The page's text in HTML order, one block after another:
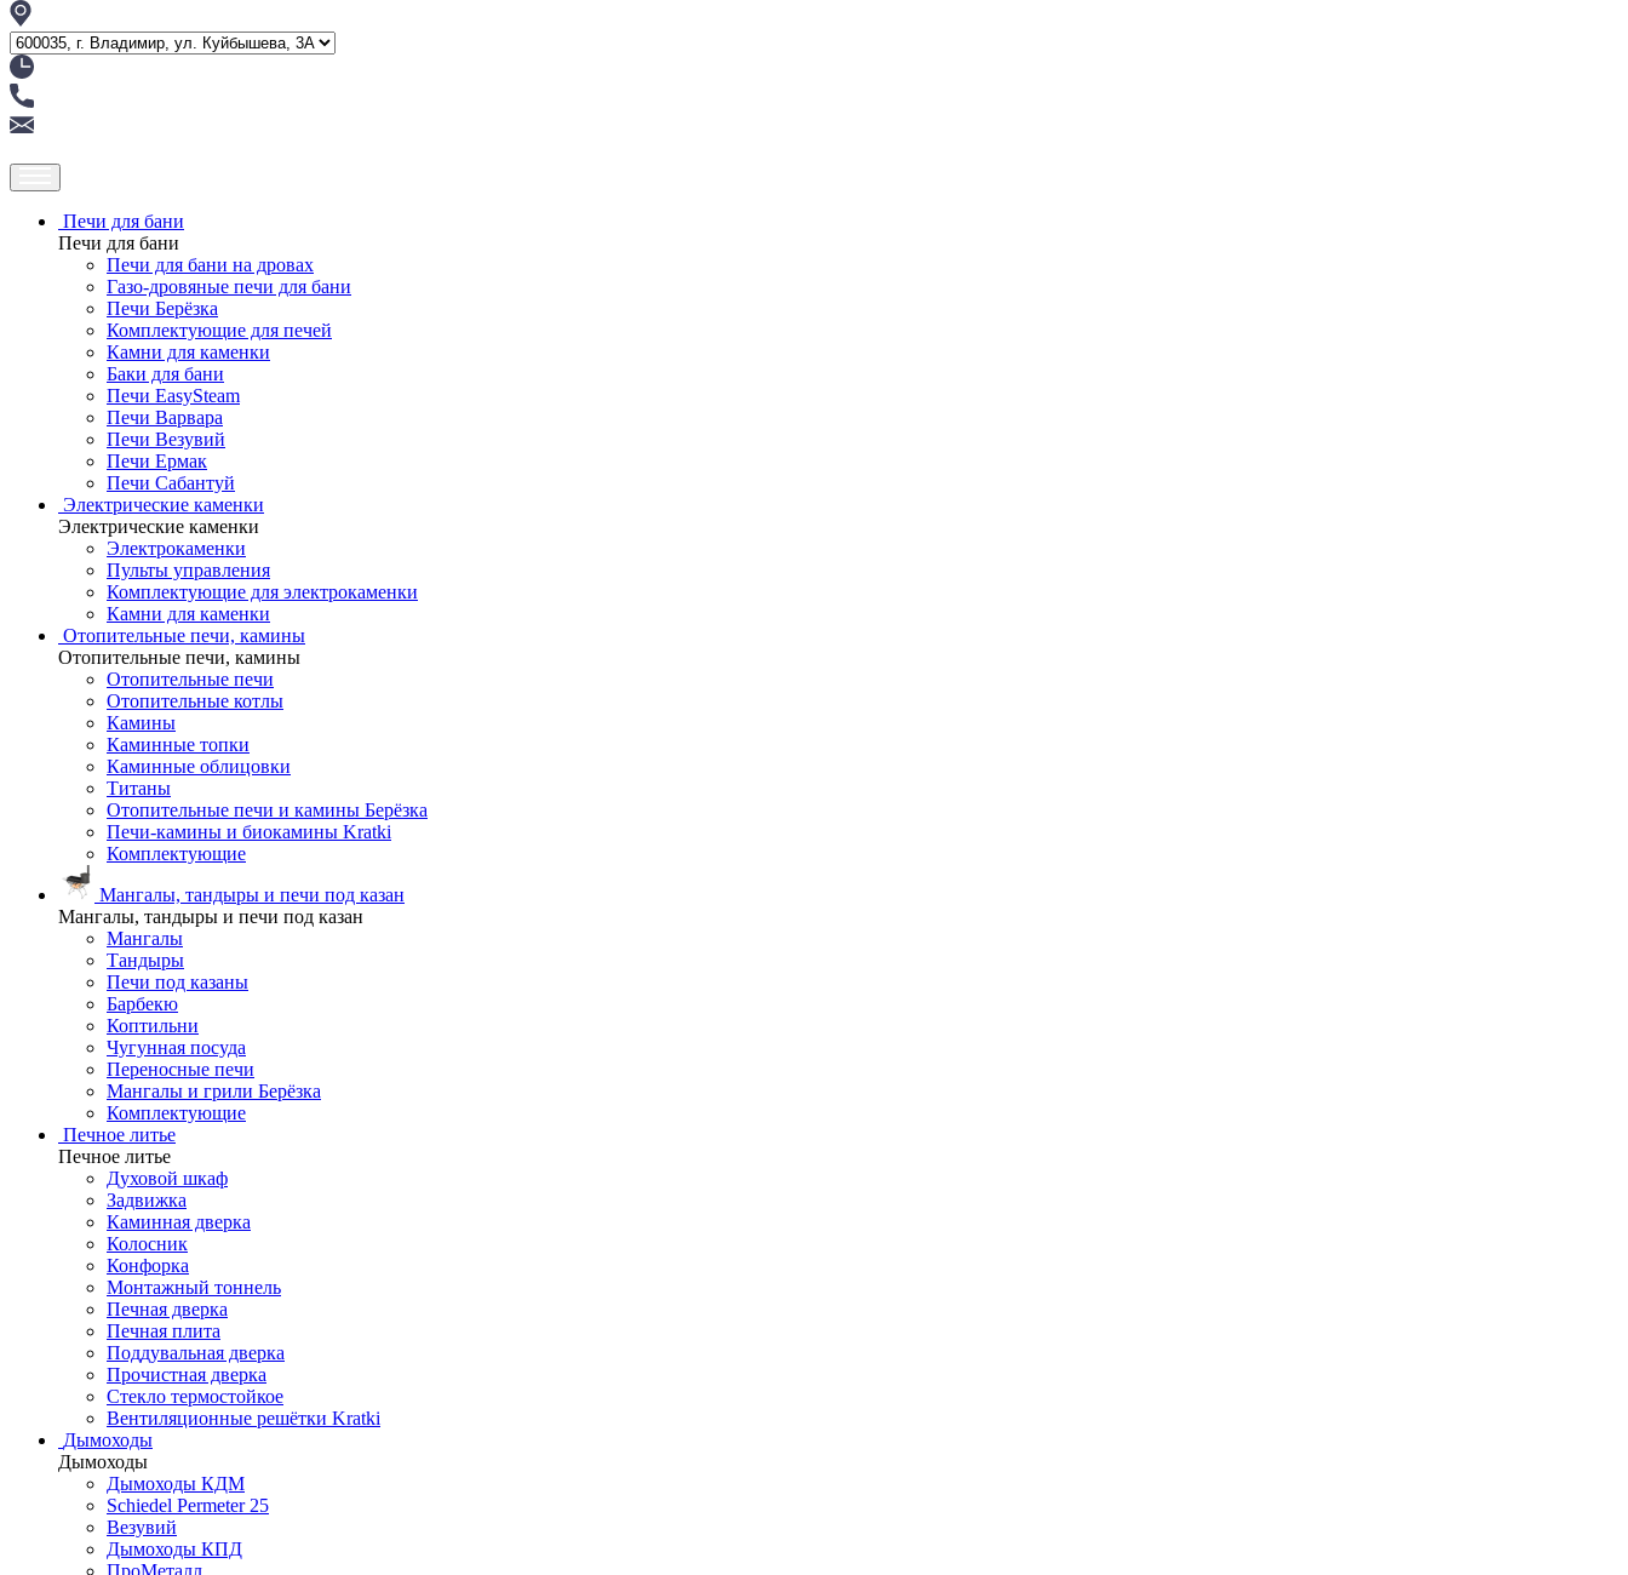
Печи для бани
Печи для бани
Печи для бани на дровах
Газо-дровяные печи для бани
Печи Берёзка
Комплектующие для печей
Камни для каменки
Баки для бани
Печи EasySteam
Печи Варвара
Печи Везувий
Печи Ермак
Печи Сабантуй
Электрические каменки
Электрические каменки
Электрокаменки
Пульты управления
Комплектующие для электрокаменки
Камни для каменки
Отопительные печи, камины
Отопительные печи, камины
Отопительные печи
Отопительные котлы
Камины
Каминные топки
Каминные облицовки
Титаны
Отопительные печи и камины Берёзка
Печи-камины и биокамины Kratki
Комплектующие
Мангалы, тандыры и печи под казан
Мангалы, тандыры и печи под казан
Мангалы
Тандыры
Печи под казаны
Барбекю
Коптильни
Чугунная посуда
Переносные печи
Мангалы и грили Берёзка
Комплектующие
Печное литье
Печное литье
Духовой шкаф
Задвижка
Каминная дверка
Колосник
Конфорка
Монтажный тоннель
Печная дверка
Печная плита
Поддувальная дверка
Прочистная дверка
Стекло термостойкое
Вентиляционные решётки Kratki
Дымоходы
Дымоходы
Дымоходы КДМ
Schiedel Permeter 25
Везувий
Дымоходы КПД
ПроМеталл